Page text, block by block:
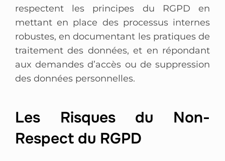
respectent les principes du RGPD en
mettant en place des processus internes
robustes, en documentant les pratiques de
traitement des données, et en répondant
aux demandes d’accès ou de suppression
des données personnelles.
Les Risques du Non-
Respect du RGPD